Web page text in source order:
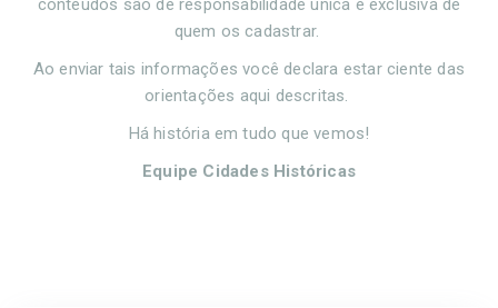
conteúdos são de responsabilidade única e exclusiva de
quem os cadastrar.
Ao enviar tais informações você declara estar ciente das
orientações aqui descritas.
Há história em tudo que vemos!
Equipe Cidades Históricas